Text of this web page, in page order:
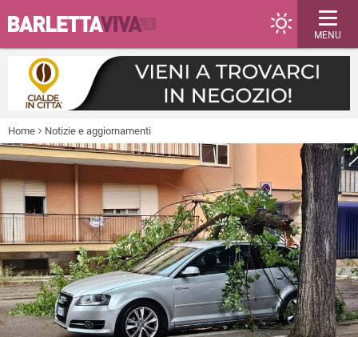
MENU
Home Notizie e aggiornamenti